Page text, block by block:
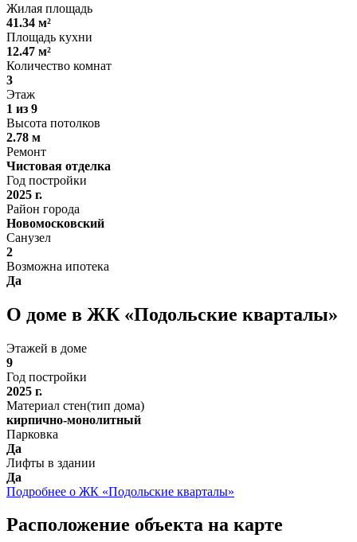
Жилая площадь
41.34 м²
Площадь кухни
12.47 м²
Количество комнат
3
Этаж
1 из 9
Высота потолков
2.78 м
Ремонт
Чистовая отделка
Год постройки
2025 г.
Район города
Новомосковский
Санузел
2
Возможна ипотека
Да
О доме в ЖК «Подольские кварталы»
Этажей в доме
9
Год постройки
2025 г.
Материал стен(тип дома)
кирпично-монолитный
Парковка
Да
Лифты в здании
Да
Подробнее о ЖК «Подольские кварталы»
Расположение объекта на карте